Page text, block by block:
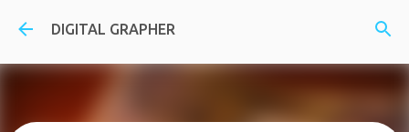
スキップしてメイン コンテンツに移動
DIGITAL GRAPHER